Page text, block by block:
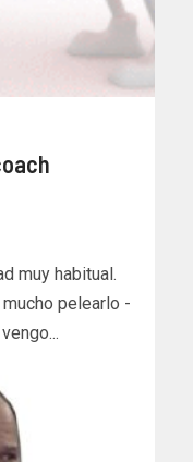
muy habitual.
pelearlo -